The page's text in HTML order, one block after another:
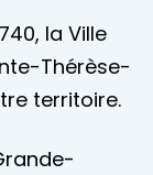
la Ville
Thérèse-
territoire.